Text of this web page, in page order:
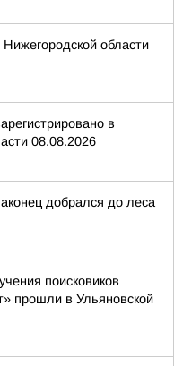
области
в
08.08.2026
добрался до леса
поисковиков
прошли в Ульяновской